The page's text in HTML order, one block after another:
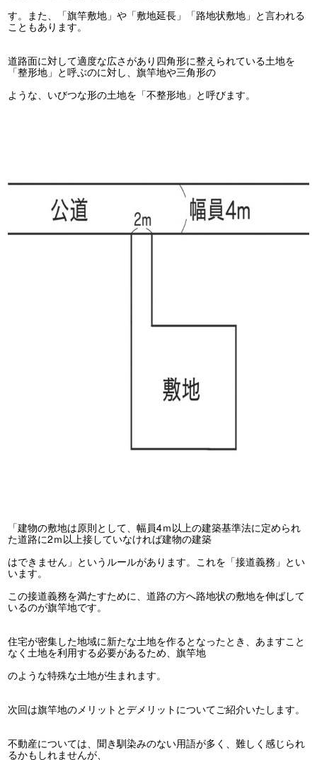
す。また、「旗竿敷地」や「敷地延長」「路地状敷地」と言われる
こともあります。
道路面に対して適度な広さがあり四角形に整えられている土地を
「整形地」と呼ぶのに対し、旗竿地や三角形の
ような、いびつな形の土地を「不整形地」と呼びます。
「建物の敷地は原則として、幅員4ｍ以上の建築基準法に定められ
た道路に2ｍ以上接していなければ建物の建築
はできません」というルールがあります。これを「接道義務」とい
います。
この接道義務を満たすために、道路の方へ路地状の敷地を伸ばして
いるのが旗竿地です。
住宅が密集した地域に新たな土地を作るとなったとき、あますこと
なく土地を利用する必要があるため、旗竿地
のような特殊な土地が生まれます。
次回は旗竿地のメリットとデメリットについてご紹介いたします。
不動産については、聞き馴染みのない用語が多く、難しく感じられ
るかもしれませんが、